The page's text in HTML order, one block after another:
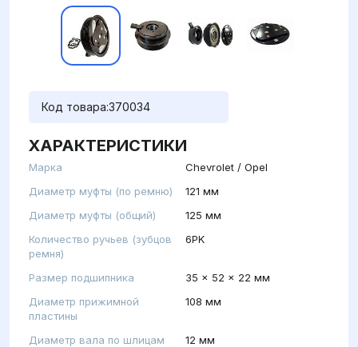
Код товара:370034
ХАРАКТЕРИСТИКИ
Марка
Chevrolet / Opel
Диаметр муфты (по ремню)
121 мм
Диаметр муфты (общий)
125 мм
Количество ручьев (зубцов
ремня)
6PK
Размер подшипника
35 x 52 x 22 мм
Диаметр прижимной
пластины
108 мм
Диаметр вала по шлицам
12 мм